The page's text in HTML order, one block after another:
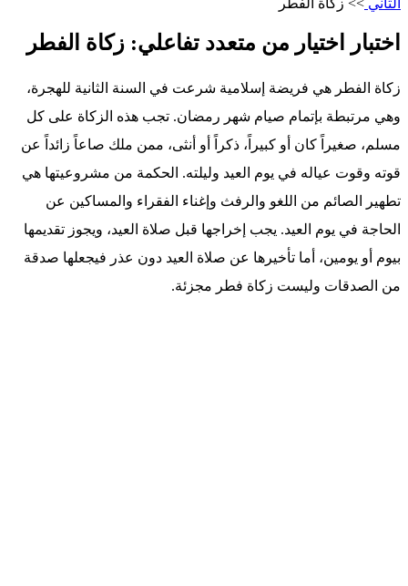
الثاني >> زكاة الفطر
اختبار اختيار من متعدد تفاعلي: زكاة الفطر
زكاة الفطر هي فريضة إسلامية شرعت في السنة الثانية للهجرة،
وهي مرتبطة بإتمام صيام شهر رمضان. تجب هذه الزكاة على كل
مسلم، صغيراً كان أو كبيراً، ذكراً أو أنثى، ممن ملك صاعاً زائداً عن
قوته وقوت عياله في يوم العيد وليلته. الحكمة من مشروعيتها هي
تطهير الصائم من اللغو والرفث وإغناء الفقراء والمساكين عن
الحاجة في يوم العيد. يجب إخراجها قبل صلاة العيد، ويجوز تقديمها
بيوم أو يومين، أما تأخيرها عن صلاة العيد دون عذر فيجعلها صدقة
من الصدقات وليست زكاة فطر مجزئة.